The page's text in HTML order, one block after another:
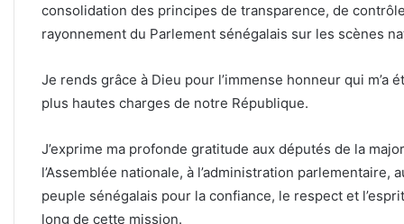
consolidation des principes de transparence, de
rayonnement du Parlement sénégalais sur les scènes
Je rends grâce à Dieu pour l’immense honneur qui m’a
plus hautes charges de notre République.
J’exprime ma profonde gratitude aux députés de la
l’Assemblée nationale, à l’administration parlementaire,
peuple sénégalais pour la confiance, le respect et
long de cette mission.